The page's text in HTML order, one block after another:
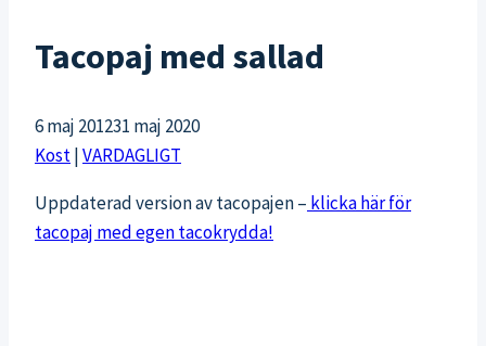
Tacopaj med sallad
6 maj 201231 maj 2020
Kost|VARDAGLIGT
Uppdaterad version av tacopajen – klicka här för
tacopaj med egen tacokrydda!